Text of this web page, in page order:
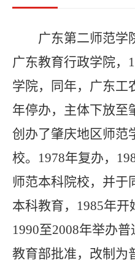
广东第二师范学
广东教育行政学院，
学院，同年，广东工
年停办，主体下放至
创办了肇庆地区师范
校。 1978年复办，
师范本科院校，并于
本科教育， 1985年开
1990至2008年举办普
教育部批准，改制为